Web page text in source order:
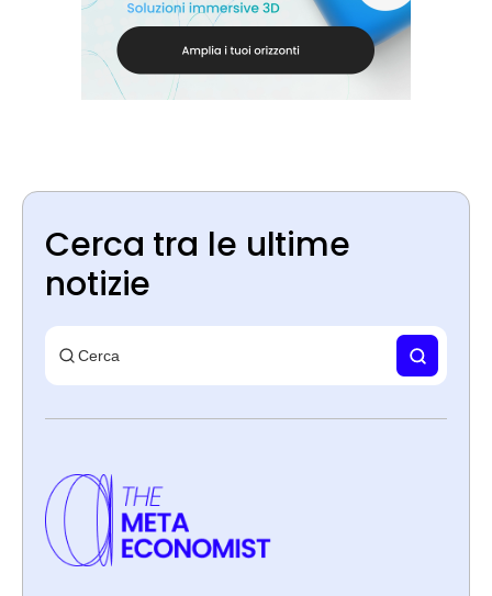
Cerca tra le ultime
notizie